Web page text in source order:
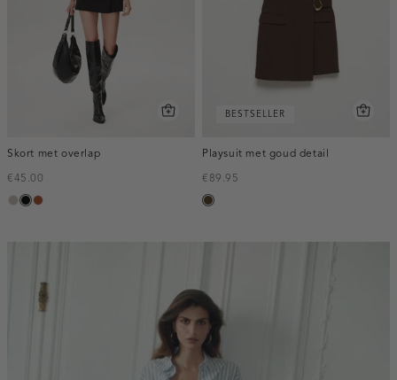
Skort met overlap
€45.00
taupe,
zwartbruin
BESTSELLER
Playsuit met goud detail
€89.95
toffee